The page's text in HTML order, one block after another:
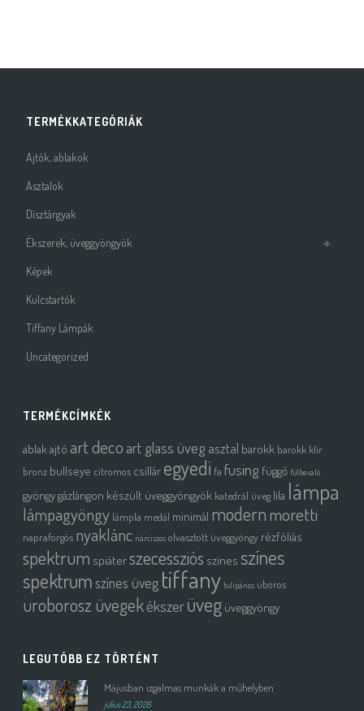
TERMÉKKATEGÓRIÁK
Ajtók, ablakok
Asztalok
Dísztárgyak
Ékszerek, üveggyöngyök
Képek
Kulcstartók
Tiffany Lámpák
Uncategorized
TERMÉKCÍMKÉK
ablak ajtó art deco art glass üvegasztal barokk barokk klír
bronz bullseye citromos csillár egyedi fa fusing függő fülbevaló
gyöngygázlángon készült üveggyöngyök katedrál üveg lila lámpa
lámpagyöngy lámpla medál minimál modernmoretti
napraforgós nyaklánc nárciszos olvasztott üveggyöngy rézfóliás
spektrum spiáterszecessziós színes színes
spektrumszínes üveg tiffany tulipános uboros
uroborosz üvegekékszerüveg üveggyöngy
LEGUTÓBB EZ TÖRTÉNT
Májusban izgalmas munkák a műhelyben
július 23, 2026